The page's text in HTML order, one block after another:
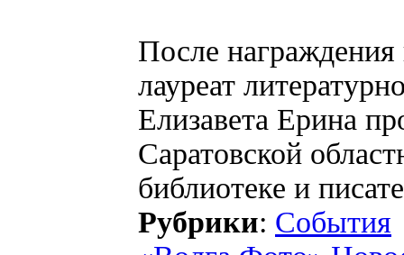
После награждения
лауреат
Елизавета Ерина
Саратовской
библиотеке и
Рубрики: События